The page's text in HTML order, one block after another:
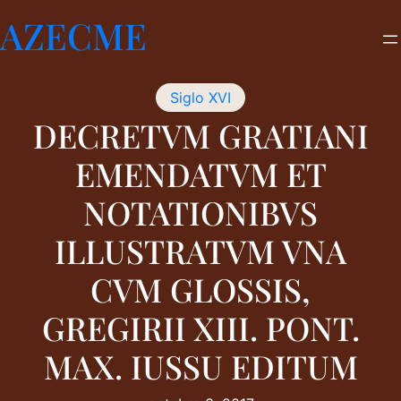
al
contenido
AZECME
Siglo XVI
DECRETVM GRATIANI
EMENDATVM ET
NOTATIONIBVS
ILLUSTRATVM VNA
CVM GLOSSIS,
GREGIRII XIII. PONT.
MAX. IUSSU EDITUM